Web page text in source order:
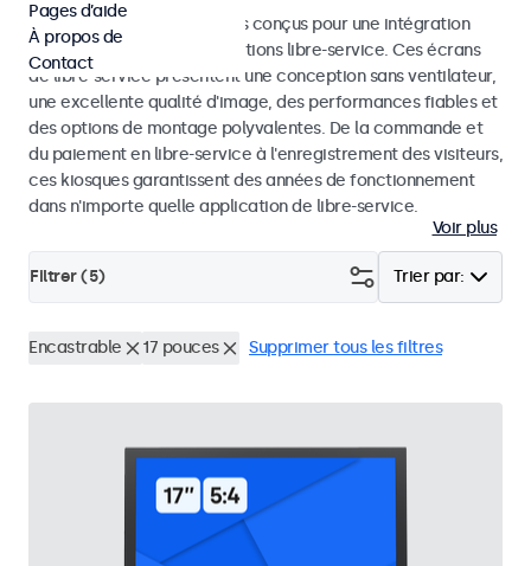
Moniteurs et écrans tactiles conçus pour une intégration
dans les kiosques et les solutions libre-service. Ces écrans
de libre-service présentent une conception sans ventilateur,
une excellente qualité d'image, des performances fiables et
des options de montage polyvalentes. De la commande et
du paiement en libre-service à l'enregistrement des visiteurs,
ces kiosques garantissent des années de fonctionnement
dans n'importe quelle application de libre-service.
Voir plus
Trier par:
Filtrer (5)
Encastrable 17 pouces Supprimer tous les filtres
Pages d’aide
À propos de
Contact